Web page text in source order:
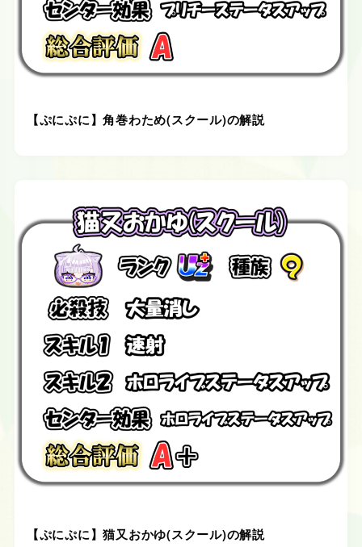
【ぷにぷに】角巻わため(スクール)の解説
【ぷにぷに】猫又おかゆ(スクール)の解説